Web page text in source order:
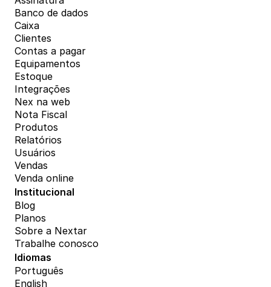
Banco de dados
Caixa
Clientes
Contas a pagar
Equipamentos
Estoque
Integrações
Nex na web
Nota Fiscal
Produtos
Relatórios
Usuários
Vendas
Venda online
Institucional
Blog
Planos
Sobre a Nextar
Trabalhe conosco
Idiomas
Português
English